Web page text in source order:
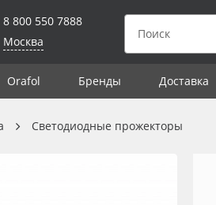
8 800 550 7888
Москва
Orafol Бренды Доставка
Светодиодные прожекторы